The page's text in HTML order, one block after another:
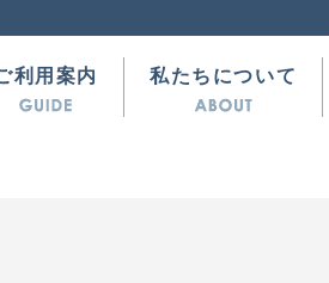
利用案内 私たちについて